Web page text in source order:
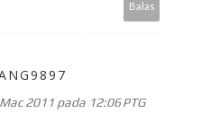
Balas
2011 pada 12:06 PTG